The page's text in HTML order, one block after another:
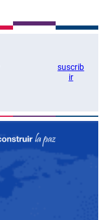
suscrib
ir